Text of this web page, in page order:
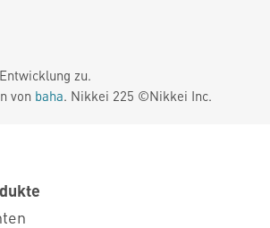
zu.
von baha. Nikkei 225 ©Nikkei Inc.